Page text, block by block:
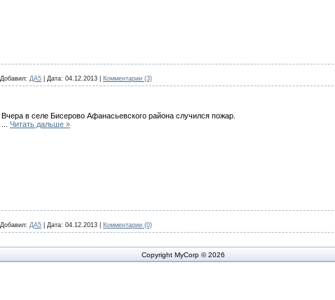
Добавил: ДА5 Дата: 04.12.2013 Комментарии (3)
Вчера в селе Бисерово Афанасьевского района случился пожар.
Читать дальше »
Добавил: ДА5 Дата: 04.12.2013 Комментарии (0)
Copyright MyCorp © 2026